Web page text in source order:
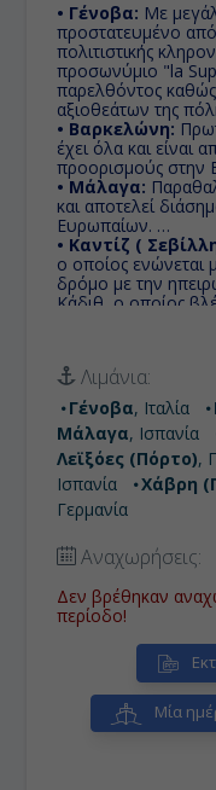
• Γένοβα: Με
προστατευμένο
πολιτιστικής
προσωνύμιο "la
παρελθόντος
αξιοθεάτων της
• Βαρκελώνη:
έχει όλα και είναι
προορισμούς στην
• Μάλαγα:
και αποτελεί
Ευρωπαίων.
• Καντίζ (
ο οποίος ενώνεται
δρόμο με την
Κάδιθ, ο οποίος
αμέτρητα, τα πιο
σύγχρονης
Clerigol και το
κρασιού το Πόρτο
του κόσμου.
• Λα Κορούνια:
καρδιά της πόλης,
μικρογραφία της
επισκεφθείτε την
• Χάβρη (Παρίσι):
στις ακτές της
• Αμβούργο: Με
γοητεία, το
στις ομορφότερες
Λιμάνια:
Γένοβα, Ιταλία
Μάλαγα, Ισπανία
Λεϊξόες (Πόρτο),
Ισπανία
Χάβρη
Γερμανία
Αναχωρήσεις:
Δεν βρέθηκαν
περίοδο!
Μία